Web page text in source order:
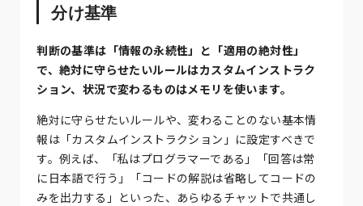
分け基準
判断の基準は「情報の永続性」と「適用の絶対性」
で、絶対に守らせたいルールはカスタムインストラク
ション、状況で変わるものはメモリを使います。
絶対に守らせたいルールや、変わることのない基本情
報は「カスタムインストラクション」に設定すべきで
す。例えば、「私はプログラマーである」「回答は常
に日本語で行う」「コードの解説は省略してコードの
みを出力する」といった、あらゆるチャットで共通し